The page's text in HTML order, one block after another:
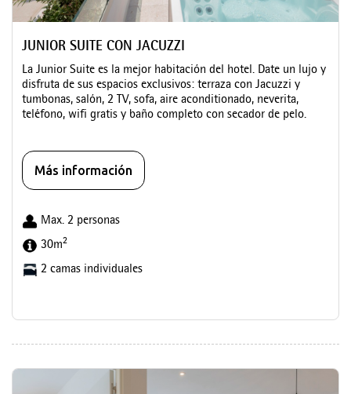
JUNIOR SUITE CON JACUZZI
La Junior Suite es la mejor habitación del hotel. Date un lujo y
disfruta de sus espacios exclusivos: terraza con Jacuzzi y
tumbonas, salón, 2 TV, sofa, aire aconditionado, neverita,
teléfono, wifi gratis y baño completo con secador de pelo.
Más información
Max. 2 personas
30m2
2 camas individuales